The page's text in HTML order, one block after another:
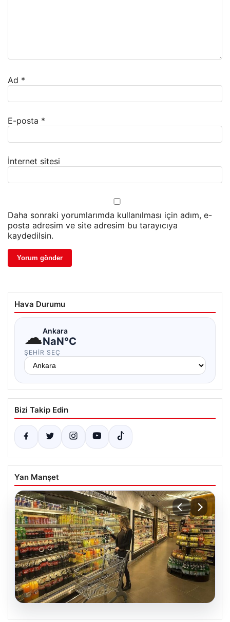
Ad *
E-posta *
İnternet sitesi
Daha sonraki yorumlarımda kullanılması için adım, e-
posta adresim ve site adresim bu tarayıcıya
kaydedilsin.
Hava Durumu
☁Ankara
NaN°C
ŞEHIR SEÇ
Bizi Takip Edin
Yan Manşet
05.08.2026